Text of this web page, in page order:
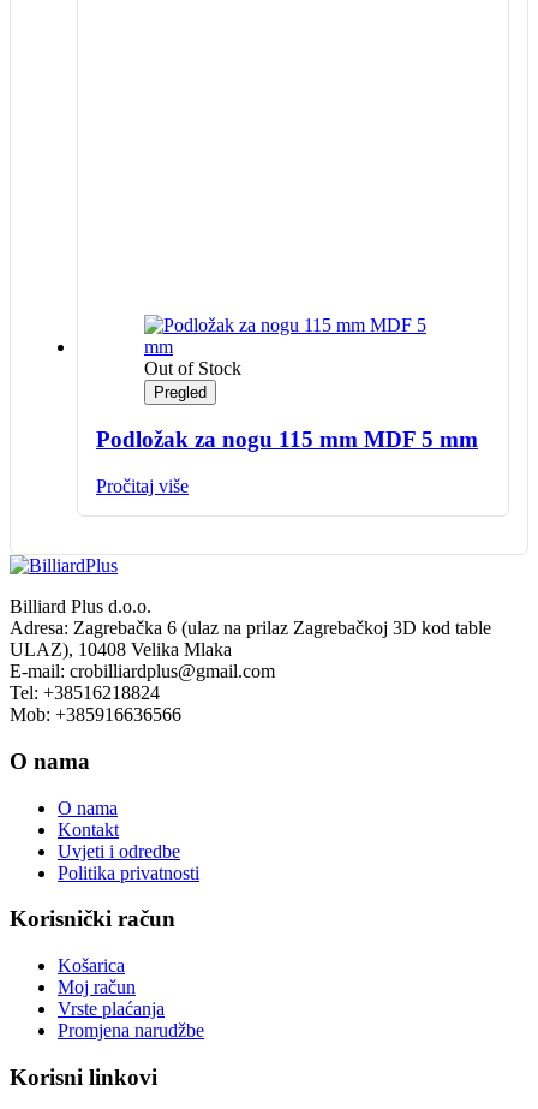
Out of Stock
Pregled
Podložak za nogu 115 mm MDF 5 mm
Pročitaj više
Billiard Plus d.o.o.
Adresa: Zagrebačka 6 (ulaz na prilaz Zagrebačkoj 3D kod table
ULAZ), 10408 Velika Mlaka
E-mail: crobilliardplus@gmail.com
Tel: +38516218824
Mob: +385916636566
O nama
O nama
Kontakt
Uvjeti i odredbe
Politika privatnosti
Korisnički račun
Košarica
Moj račun
Vrste plaćanja
Promjena narudžbe
Korisni linkovi